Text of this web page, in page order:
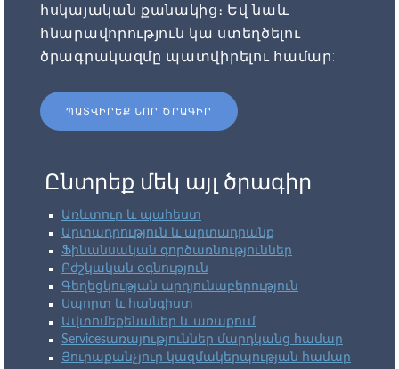
հսկայական քանակից։ Եվ նաև
հնարավորություն կա ստեղծելու
ծրագրակազմը պատվիրելու համար:
ՊԱՏՎԻՐԵՔ ՆՈՐ ԾՐԱԳԻՐ
Ընտրեք մեկ այլ ծրագիր
Առևտուր և պահեստ
Արտադրություն և արտադրանք
Ֆինանսական գործառնություններ
Բժշկական օգնություն
Գեղեցկության արդյունաբերություն
Սպորտ և հանգիստ
Ավտոմեքենաներ և առաքում
Servicesառայություններ մարդկանց համար
Յուրաքանչյուր կազմակերպության համար